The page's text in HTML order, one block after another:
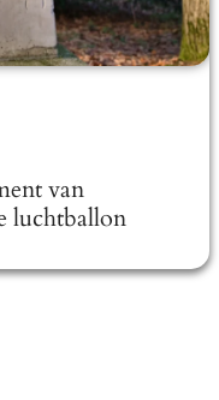
van
luchtballon